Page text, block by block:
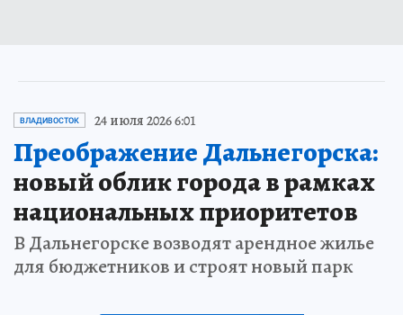
ВЛАДИВОСТОК 24 июля 2026 6:01
Преображение Дальнегорска:
новый облик города в рамках
национальных приоритетов
В Дальнегорске возводят арендное жилье
для бюджетников и строят новый парк